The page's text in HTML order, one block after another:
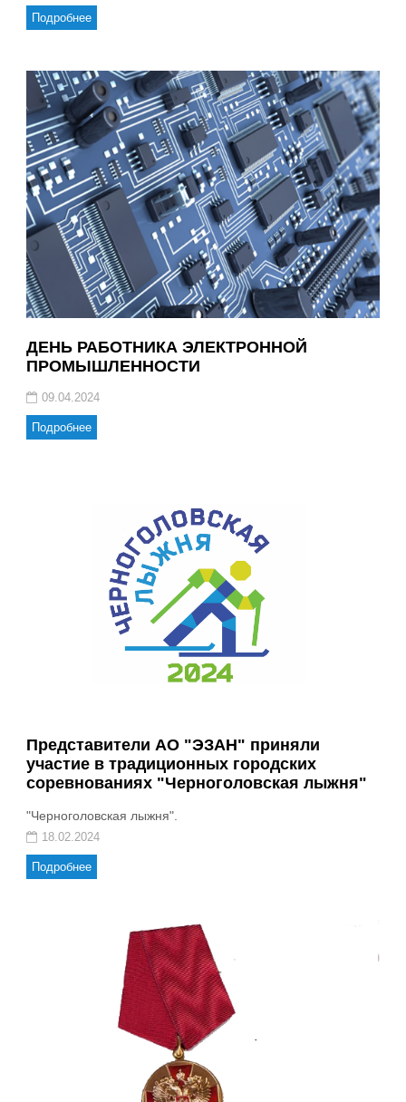
Подробнее
ДЕНЬ РАБОТНИКА ЭЛЕКТРОННОЙ
ПРОМЫШЛЕННОСТИ
09.04.2024
Подробнее
Представители АО "ЭЗАН" приняли
участие в традиционных городских
соревнованиях "Черноголовская лыжня"
"Черноголовская лыжня".
18.02.2024
Подробнее